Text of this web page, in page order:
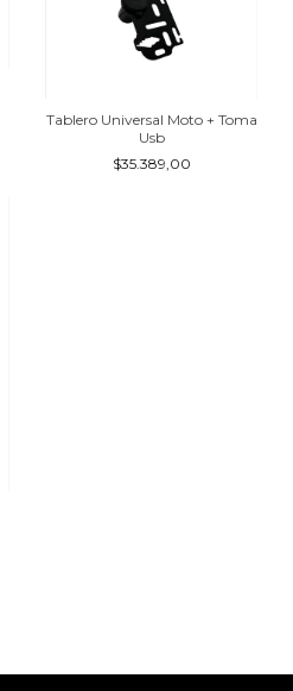
Tablero Universal Moto + Toma
Usb
$35.389,00